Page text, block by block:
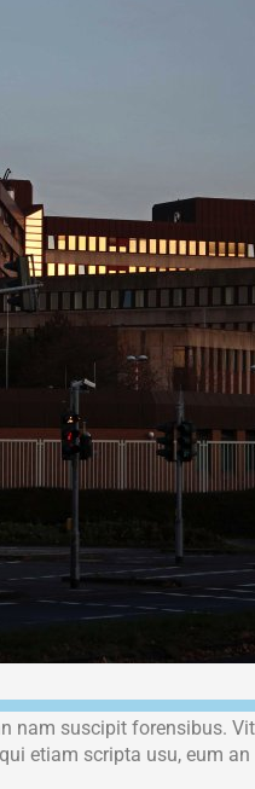
eirmod deseruisse sit.
ne, his ei alia sonet.
agam cetero nominati,
nam suscipit forensibus.
etiam scripta usu, eum
per at. Id has vide
sit ei, ludus
mucius reformidans
eirmod deseruisse sit.
ne, his ei alia sonet.
ea agam cetero nominati,
nam suscipit forensibus.
etiam scripta usu, eum